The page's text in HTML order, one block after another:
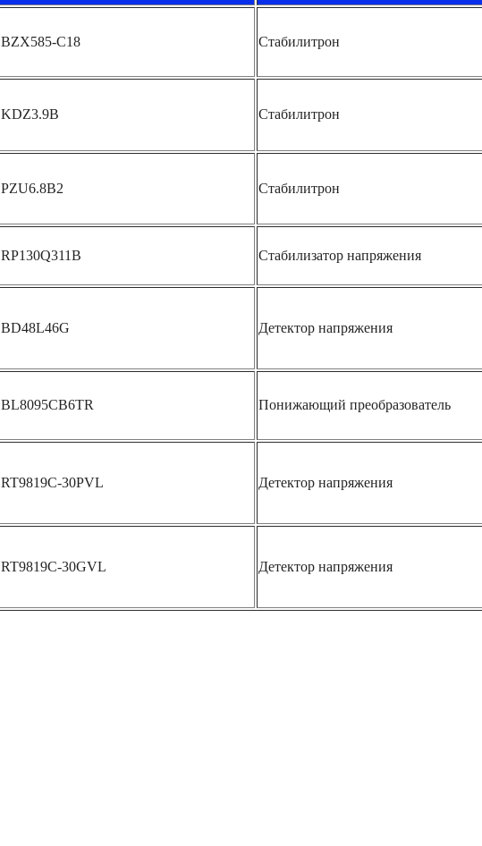
BZX585-C18
Стабилитрон
KDZ3.9B
Стабилитрон
PZU6.8B2
Стабилитрон
RP130Q311B
Стабилизатор напряжения
BD48L46G Детектор напряжения
BL8095CB6TR
Понижающий преобразователь
RT9819C-30PVL Детектор напряжения
RT9819C-30GVL Детектор напряжения